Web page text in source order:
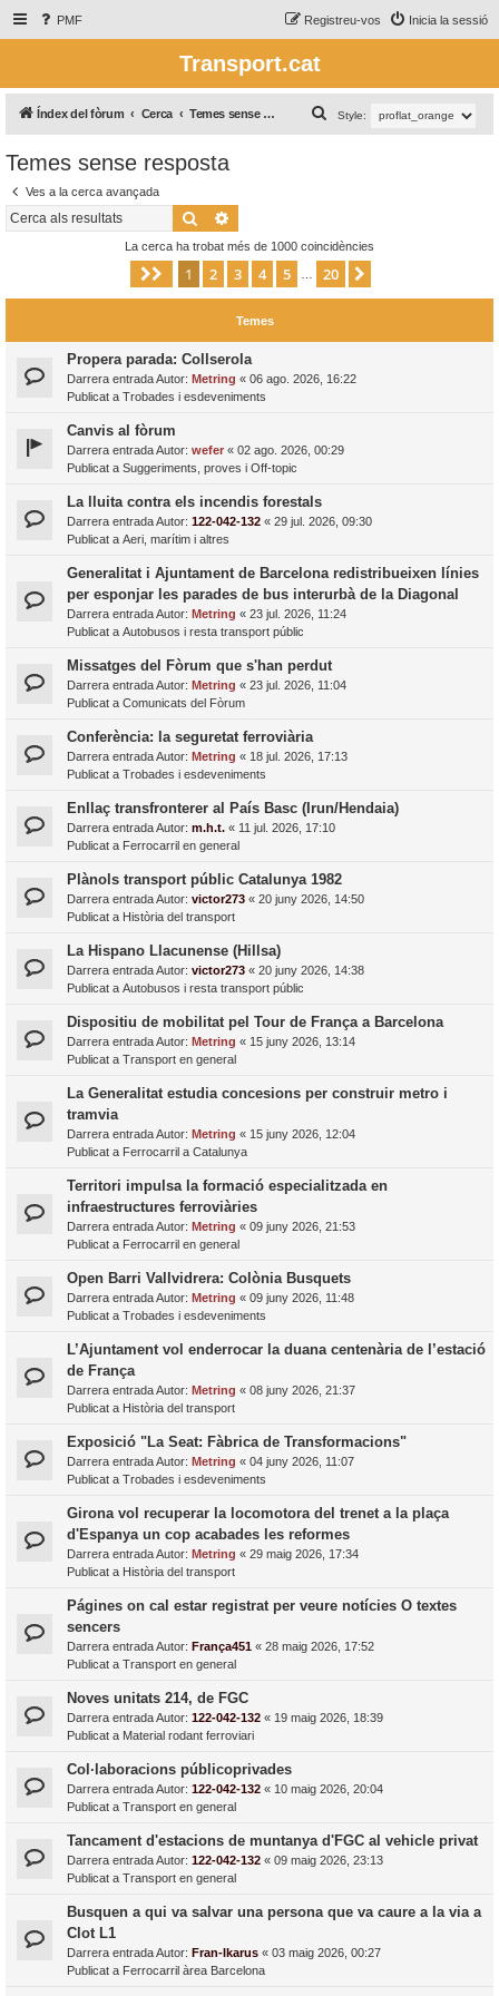
PMF Inicia la sessió
Registreu-vos
Transport.cat
Índex del fòrum Cerca Temes sense resposta Style:
e
Temes sense resposta
Ves a la cerca avançada
Cerca
La cerca ha trobat més de 1000 coincidències
Pàgina de 20
1 2 3 4 5 20
Temes
Propera parada: Collserola
Darrera entrada Autor: Metring « 06 ago. 2026, 16:22
Publicat a Trobades i esdeveniments
Canvis al fòrum
Darrera entrada Autor: wefer « 02 ago. 2026, 00:29
Publicat a Suggeriments, proves i Off-topic
La lluita contra els incendis forestals
Darrera entrada Autor: 122-042-132 « 29 jul. 2026, 09:30
Publicat a Aeri, marítim i altres
Generalitat i Ajuntament de Barcelona redistribueixen línies
per esponjar les parades de bus interurbà de la Diagonal
Darrera entrada Autor: Metring « 23 jul. 2026, 11:24
Publicat a Autobusos i resta transport públic
Missatges del Fòrum que s'han perdut
Darrera entrada Autor: Metring « 23 jul. 2026, 11:04
Publicat a Comunicats del Fòrum
Conferència: la seguretat ferroviària
Darrera entrada Autor: Metring « 18 jul. 2026, 17:13
Publicat a Trobades i esdeveniments
Enllaç transfronterer al País Basc (Irun/Hendaia)
Darrera entrada Autor: m.h.t. « 11 jul. 2026, 17:10
Publicat a Ferrocarril en general
Plànols transport públic Catalunya 1982
Darrera entrada Autor: victor273 « 20 juny 2026, 14:50
Publicat a Història del transport
La Hispano Llacunense (Hillsa)
Darrera entrada Autor: victor273 « 20 juny 2026, 14:38
Publicat a Autobusos i resta transport públic
Dispositiu de mobilitat pel Tour de França a Barcelona
Darrera entrada Autor: Metring « 15 juny 2026, 13:14
Publicat a Transport en general
La Generalitat estudia concesions per construir metro i
tramvia
Darrera entrada Autor: Metring « 15 juny 2026, 12:04
Publicat a Ferrocarril a Catalunya
Territori impulsa la formació especialitzada en
infraestructures ferroviàries
Darrera entrada Autor: Metring « 09 juny 2026, 21:53
Publicat a Ferrocarril en general
Open Barri Vallvidrera: Colònia Busquets
Darrera entrada Autor: Metring « 09 juny 2026, 11:48
Publicat a Trobades i esdeveniments
L’Ajuntament vol enderrocar la duana centenària de l’estació
de França
Darrera entrada Autor: Metring « 08 juny 2026, 21:37
Publicat a Història del transport
Exposició "La Seat: Fàbrica de Transformacions"
Darrera entrada Autor: Metring « 04 juny 2026, 11:07
Publicat a Trobades i esdeveniments
Girona vol recuperar la locomotora del trenet a la plaça
d'Espanya un cop acabades les reformes
Darrera entrada Autor: Metring « 29 maig 2026, 17:34
Publicat a Història del transport
Págines on cal estar registrat per veure notícies O textes
sencers
Darrera entrada Autor: França451 « 28 maig 2026, 17:52
Publicat a Transport en general
Noves unitats 214, de FGC
Darrera entrada Autor: 122-042-132 « 19 maig 2026, 18:39
Publicat a Material rodant ferroviari
Col·laboracions públicoprivades
Darrera entrada Autor: 122-042-132 « 10 maig 2026, 20:04
Publicat a Transport en general
Tancament d'estacions de muntanya d'FGC al vehicle privat
Darrera entrada Autor: 122-042-132 « 09 maig 2026, 23:13
Publicat a Transport en general
Busquen a qui va salvar una persona que va caure a la via a
Clot L1
Darrera entrada Autor: Fran-Ikarus « 03 maig 2026, 00:27
Publicat a Ferrocarril àrea Barcelona